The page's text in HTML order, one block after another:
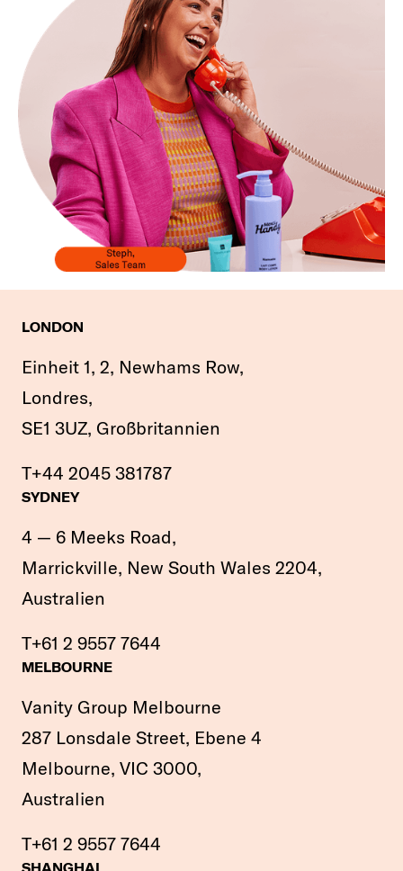
LONDON
Einheit 1, 2, Newhams Row,
Londres,
SE1 3UZ, Großbritannien
T+44 2045 381787
SYDNEY
4 — 6 Meeks Road,
Marrickville, New South Wales 2204,
Australien
T+61 2 9557 7644
MELBOURNE
Vanity Group Melbourne
287 Lonsdale Street, Ebene 4
Melbourne, VIC 3000,
Australien
T+61 2 9557 7644